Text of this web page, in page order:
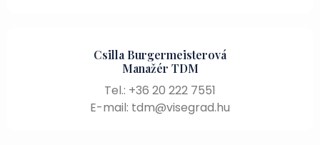
Csilla Burgermeisterová
Manažér TDM
Tel.: +36 20 222 7551
E-mail: tdm@visegrad.hu